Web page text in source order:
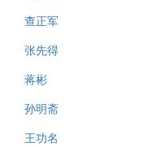
查正军
张先得
蒋彬
孙明斋
王功名